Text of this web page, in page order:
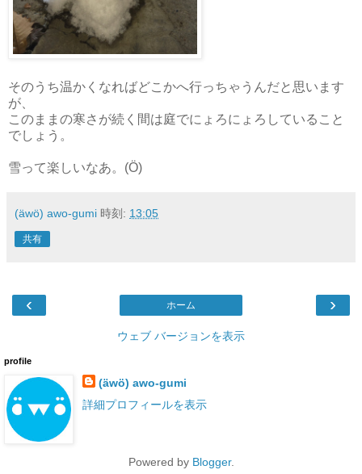
そのうち温かくなればどこかへ行っちゃうんだと思います
が、
このままの寒さが続く間は庭でにょろにょろしていること
でしょう。
雪って楽しいなあ。(Ö)
(äwö) awo-gumi 時刻: 13:05
共有
‹ ›
ホーム
ウェブ バージョンを表示
profile
(äwö) awo-gumi
詳細プロフィールを表示
Powered by Blogger.